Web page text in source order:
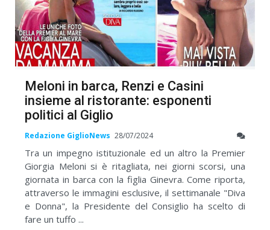
Meloni in barca, Renzi e Casini
insieme al ristorante: esponenti
politici al Giglio
Redazione GiglioNews 28/07/2024
Tra un impegno istituzionale ed un altro la Premier
Giorgia Meloni si è ritagliata, nei giorni scorsi, una
giornata in barca con la figlia Ginevra. Come riporta,
attraverso le immagini esclusive, il settimanale "Diva
e Donna", la Presidente del Consiglio ha scelto di
fare un tuffo ...